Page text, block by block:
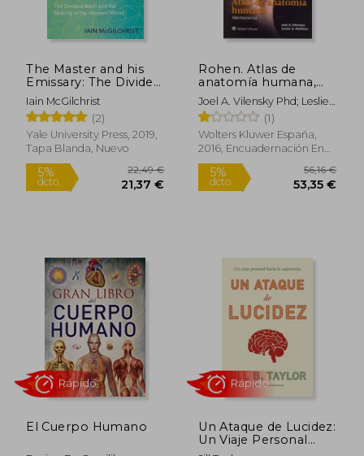
5%
dcto.
32,88 €
31,23 €
5%
dcto.
The Master and his
Emissary: The Divided
Brain and the Making
of the Western World
(en Inglés)
Iain McGilchrist
(2)
Yale University Press, 2019,
Tapa Blanda, Nuevo
Rohen. Atlas de
anatomía humana,
Memorama
Joel A. Vilensky Phd; Leslie
A. Hoffman Phd; Johannes
W. Rohen Md
(1)
Wolters Kluwer España,
2016, Encuadernación En
Espiral, Nuevo
El Cuerpo Humano
Un Ataque de Lucidez:
Un Viaje Personal
Hacia la Superación